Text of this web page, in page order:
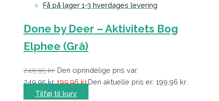
Få på lager 1-3 hverdages levering
Done by Deer – Aktivitets Bog
Elphee (Grå)
249,95kr. Den oprindelige pris var:
249,95 kr..199,96kr.Den aktuelle pris er: 199,96 kr..
Tilføj til kurv